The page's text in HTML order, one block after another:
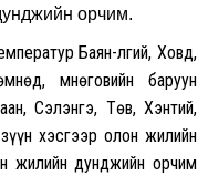
орчим.
Баян-Өлгий, Ховд,
Өмнөговийн баруун
Сэлэнгэ, Төв, Хэнтий,
хэсгээр олон жилийн
жилийн дунджийн орчим